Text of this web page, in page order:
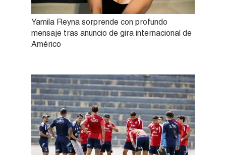
Yamila Reyna sorprende con profundo
mensaje tras anuncio de gira internacional de
Américo